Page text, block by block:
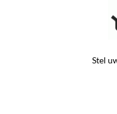
Stel